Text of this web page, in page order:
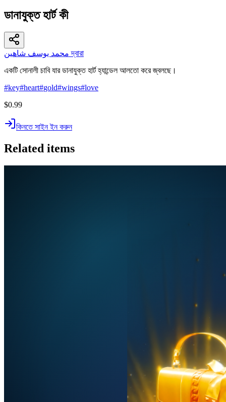
ডানাযুক্ত হার্ট কী
محمد يوسف شاهين দ্বারা
একটি সোনালী চাবি যার ডানাযুক্ত হার্ট হ্যান্ডেল আলতো করে জ্বলছে।
#key#heart#gold#wings#love
$0.99
কিনতে সাইন ইন করুন
Related items